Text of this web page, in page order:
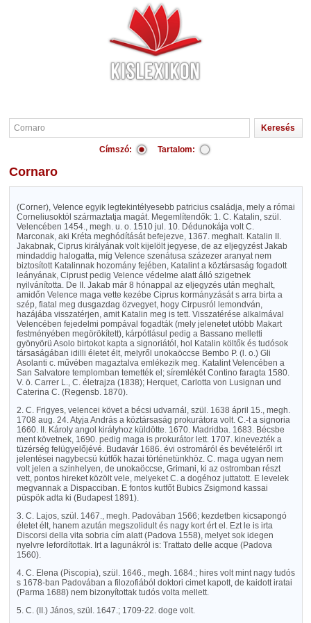
Címszó: Tartalom:
Cornaro
(Corner), Velence egyik legtekintélyesebb patricius családja, mely a római
Corneliusoktól származtatja magát. Megemlítendők: 1. C. Katalin, szül.
Velencében 1454., megh. u. o. 1510 jul. 10. Dédunokája volt C.
Marconak, aki Kréta meghódítását befejezve, 1367. meghalt. Katalin II.
Jakabnak, Ciprus királyának volt kijelölt jegyese, de az eljegyzést Jakab
mindaddig halogatta, míg Velence szenátusa százezer aranyat nem
biztosított Katalinnak hozomány fejében, Katalint a köztársaság fogadott
leányának, Ciprust pedig Velence védelme alatt álló szigetnek
nyilvánította. De II. Jakab már 8 hónappal az eljegyzés után meghalt,
amidőn Velence maga vette kezébe Ciprus kormányzását s arra birta a
szép, fiatal meg dusgazdag özvegyet, hogy Cirpusról lemondván,
hazájába visszatérjen, amit Katalin meg is tett. Visszatérése alkalmával
Velencében fejedelmi pompával fogadták (mely jelenetet utóbb Makart
festményében megörökített), kárpótlásul pedig a Bassano melletti
gyönyörü Asolo birtokot kapta a signoriától, hol Katalin költők és tudósok
társaságában idilli életet élt, melyről unokaöccse Bembo P. (l. o.) Gli
Asolanti c. művében magaztalva emlékezik meg. Katalint Velencében a
San Salvatore templomban temették el; síremlékét Contino faragta 1580.
V. ö. Carrer L., C. életrajza (1838); Herquet, Carlotta von Lusignan und
Caterina C. (Regensb. 1870).
2. C. Frigyes, velencei követ a bécsi udvarnál, szül. 1638 ápril 15., megh.
1708 aug. 24. Atyja András a köztársaság prokurátora volt. C.-t a signoria
1660. II. Károly angol királyhoz küldötte. 1670. Madridba. 1683. Bécsbe
ment követnek, 1690. pedig maga is prokurátor lett. 1707. kinevezték a
tüzérség felügyelőjévé. Budavár 1686. évi ostromáról és bevételéről irt
jelentései nagybecsü kútfők hazai történetünkhöz. C. maga ugyan nem
volt jelen a szinhelyen, de unokaöccse, Grimani, ki az ostromban részt
vett, pontos hireket közölt vele, melyeket C. a dogéhoz juttatott. E levelek
megvannak a Dispacciban. E fontos kutfőt Bubics Zsigmond kassai
püspök adta ki (Budapest 1891).
3. C. Lajos, szül. 1467., megh. Padovában 1566; kezdetben kicsapongó
életet élt, hanem azután megszolidult és nagy kort ért el. Ezt le is irta
Discorsi della vita sobria cím alatt (Padova 1558), melyet sok idegen
nyelvre lefordítottak. Irt a lagunákról is: Trattato delle acque (Padova
1560).
4. C. Elena (Piscopia), szül. 1646., megh. 1684.; hires volt mint nagy tudós
s 1678-ban Padovában a filozofiából doktori cimet kapott, de kaidott iratai
(Parma 1688) nem bizonyítottak tudós volta mellett.
5. C. (II.) János, szül. 1647.; 1709-22. doge volt.